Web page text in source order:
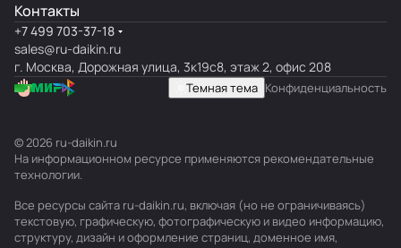
Контакты
+7 499 703-37-18
sales@ru-daikin.ru
г. Москва, Дорожная улица, 3к19с8, этаж 2, офис 208
Темная тема Конфиденциальность
© 2026 ru-daikin.ru
На информационном ресурсе применяются рекомендательные
технологии.
Все ресурсы сайта ru-daikin.ru, включая (но не ограничиваясь)
текстовую, графическую, фотографическую и видео информацию,
структуру, дизайн и оформление страниц, доменное имя,